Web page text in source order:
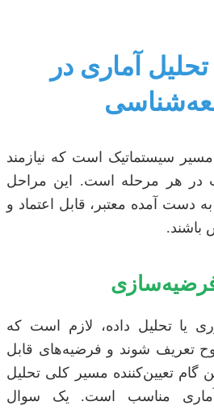
آماری در
مسیر سیستماتیک است که نیازمند
در هر مرحله است. این مراحل
دست آمده معتبر، قابل اعتماد و
باشند.
یا تحلیل داده، لازم است که
تعریف شوند و فرضیه‌های قابل
گام تعیین‌کننده مسیر کلی تحلیل
مناسب است. یک سوال